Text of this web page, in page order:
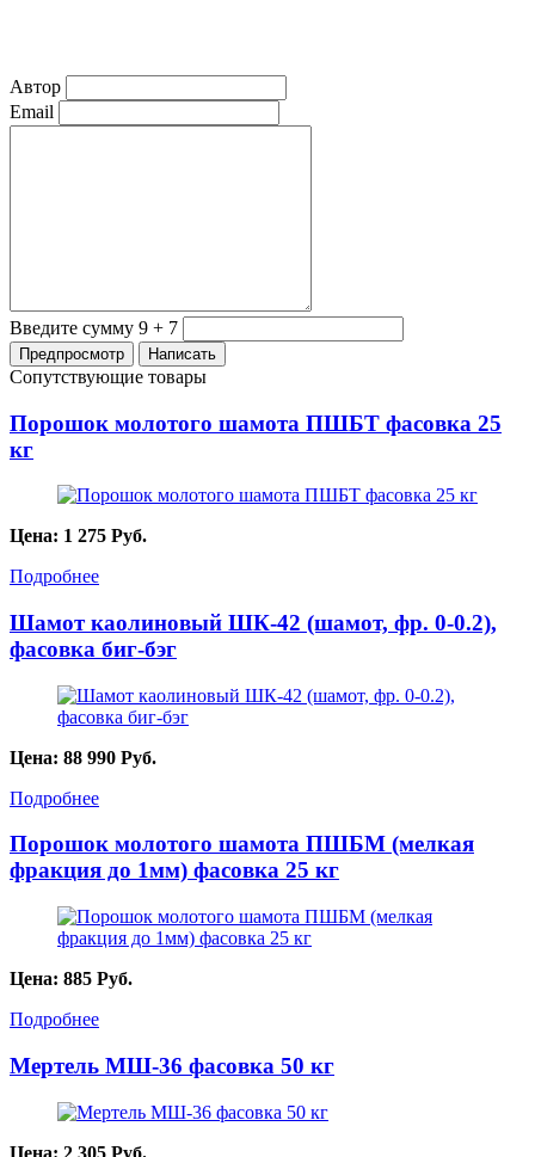
Автор
Email
Введите сумму 9 + 7
Сопутствующие товары
Порошок молотого шамота ПШБТ фасовка 25
кг
Цена: 1 275 Руб.
Подробнее
Шамот каолиновый ШК-42 (шамот, фр. 0-0.2),
фасовка биг-бэг
Цена: 88 990 Руб.
Подробнее
Порошок молотого шамота ПШБМ (мелкая
фракция до 1мм) фасовка 25 кг
Цена: 885 Руб.
Подробнее
Мертель МШ-36 фасовка 50 кг
Цена: 2 305 Руб.